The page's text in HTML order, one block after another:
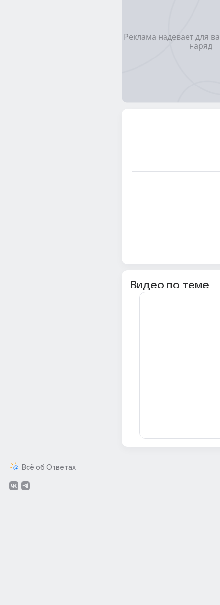
Всё об Ответах
Видео по теме